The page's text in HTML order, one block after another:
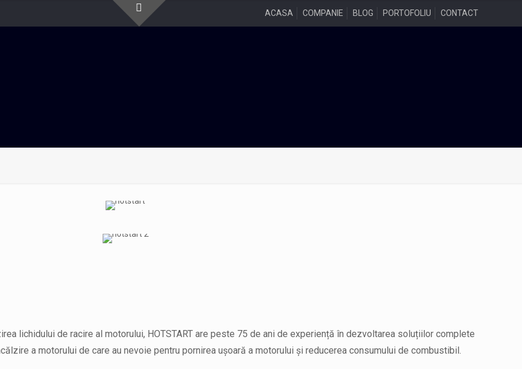
ACASA COMPANIE BLOG PORTOFOLIU CONTACT
lichidului de racire al motorului, HOTSTART are peste 75 de ani de experiență în dezvoltarea soluțiilor complete
a motorului de care au nevoie pentru pornirea ușoară a motorului și reducerea consumului de combustibil.